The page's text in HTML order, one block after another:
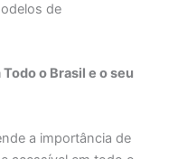
de
o Brasil e o seu
a importância de